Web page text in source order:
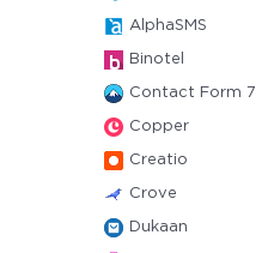
AlphaSMS
Binotel
Contact Form 7
Copper
Creatio
Crove
Dukaan